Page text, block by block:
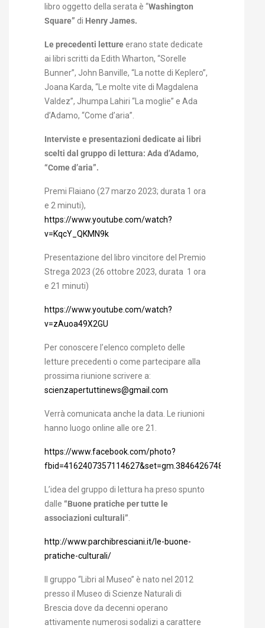
libro oggetto della serata è “Washington
Square” di Henry James.
Le precedenti lettureerano state dedicate
ai libri scritti da Edith Wharton, “Sorelle
Bunner”, John Banville, “La notte di Keplero”,
Joana Karda, “Le molte vite di Magdalena
Valdez”, Jhumpa Lahiri “La moglie” e Ada
d’Adamo, “Come d’aria”.
Interviste e presentazioni dedicate ai libri
scelti dal gruppo di lettura: Ada d’Adamo,
“Come d’aria”.
Premi Flaiano (27 marzo 2023; durata 1 ora
e 2 minuti),
https://www.youtube.com/watch?
v=KqcY_QKMN9k
Presentazione del libro vincitore del Premio
Strega 2023 (26 ottobre 2023, durata 1 ora
e 21 minuti)
https://www.youtube.com/watch?
v=zAuoa49X2GU
Per conoscere l’elenco completo delle
letture precedenti o come partecipare alla
prossima riunione scrivere a:
scienzapertuttinews@gmail.com
Verrà comunicata anche la data. Le riunioni
hanno luogo online alle ore 21.
https://www.facebook.com/photo?
fbid=4162407357114627&set=gm.3846426748788002
L’idea del gruppo di lettura ha preso spunto
dalle “Buone pratiche per tutte le
associazioni culturali”.
http://www.parchibresciani.it/le-buone-
pratiche-culturali/
Il gruppo “Libri al Museo” è nato nel 2012
presso il Museo di Scienze Naturali di
Brescia dove da decenni operano
attivamente numerosi sodalizi a carattere